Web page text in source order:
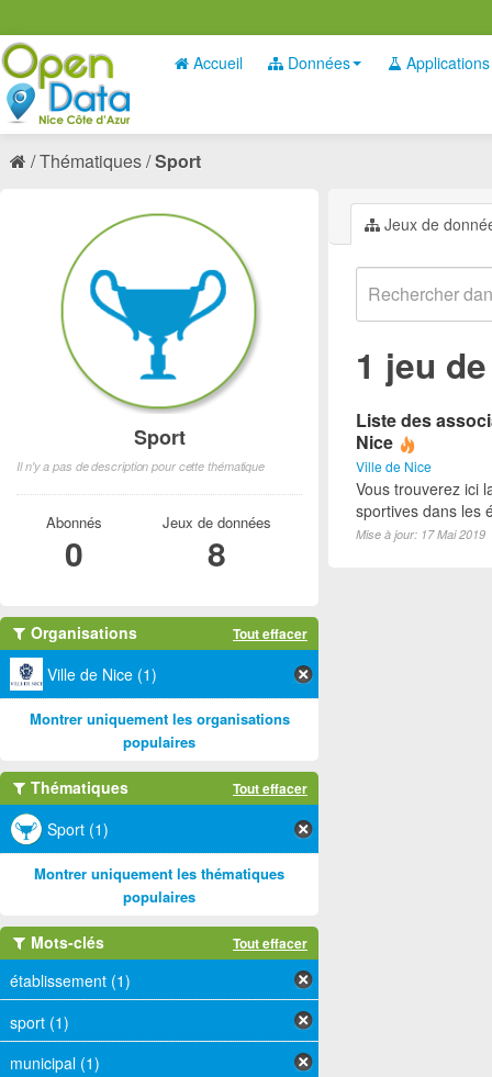
Accueil Données Applications
Thématiques Sport
Jeux de
1 jeu
Liste des
Nice
Ville de Nice
Vous trouverez ici
sportives dans les
Mise à jour: 17 Mai 2019
Sport
Il n'y a pas de description pour cette thématique
Abonnés
0
Jeux de données
8
Organisations Tout effacer
Ville de Nice (1)
Montrer uniquement les organisations
populaires
Thématiques Tout effacer
Sport (1)
Montrer uniquement les thématiques
populaires
Mots-clés Tout effacer
établissement (1)
sport (1)
municipal (1)